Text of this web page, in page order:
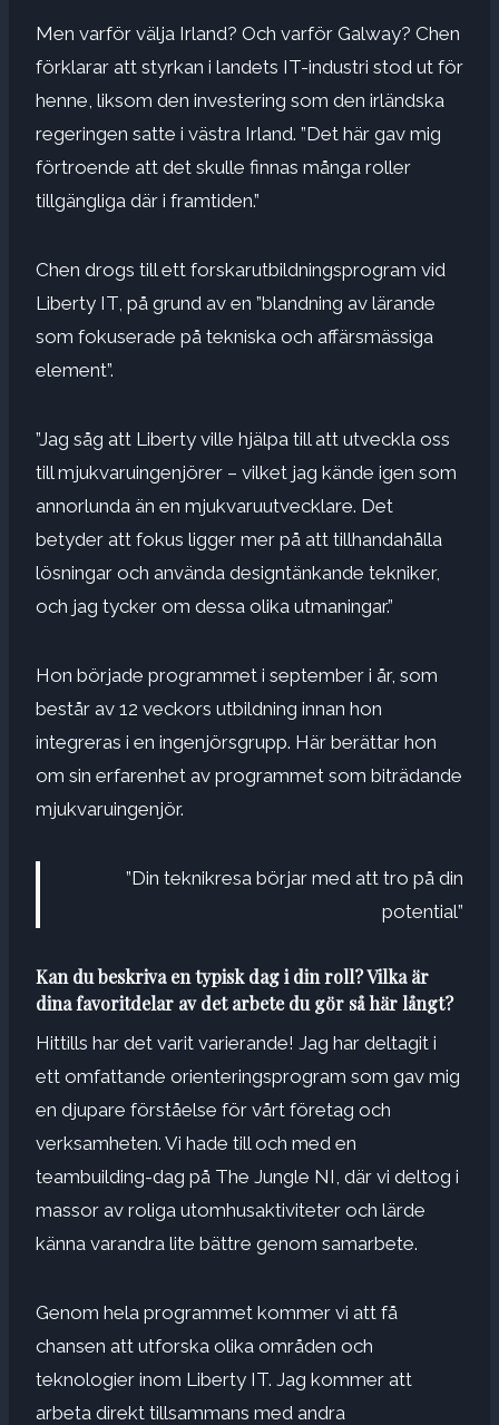
Men varför välja Irland? Och varför Galway? Chen
förklarar att styrkan i landets IT-industri stod ut för
henne, liksom den investering som den irländska
regeringen satte i västra Irland. ”Det här gav mig
förtroende att det skulle finnas många roller
tillgängliga där i framtiden.”
Chen drogs till ett forskarutbildningsprogram vid
Liberty IT, på grund av en ”blandning av lärande
som fokuserade på tekniska och affärsmässiga
element”.
”Jag såg att Liberty ville hjälpa till att utveckla oss
till mjukvaruingenjörer – vilket jag kände igen som
annorlunda än en mjukvaruutvecklare. Det
betyder att fokus ligger mer på att tillhandahålla
lösningar och använda designtänkande tekniker,
och jag tycker om dessa olika utmaningar.”
Hon började programmet i september i år, som
består av 12 veckors utbildning innan hon
integreras i en ingenjörsgrupp. Här berättar hon
om sin erfarenhet av programmet som biträdande
mjukvaruingenjör.
”Din teknikresa börjar med att tro på din
potential”
Kan du beskriva en typisk dag i din roll? Vilka är
dina favoritdelar av det arbete du gör så här långt?
Hittills har det varit varierande! Jag har deltagit i
ett omfattande orienteringsprogram som gav mig
en djupare förståelse för vårt företag och
verksamheten. Vi hade till och med en
teambuilding-dag på The Jungle NI, där vi deltog i
massor av roliga utomhusaktiviteter och lärde
känna varandra lite bättre genom samarbete.
Genom hela programmet kommer vi att få
chansen att utforska olika områden och
teknologier inom Liberty IT. Jag kommer att
arbeta direkt tillsammans med andra